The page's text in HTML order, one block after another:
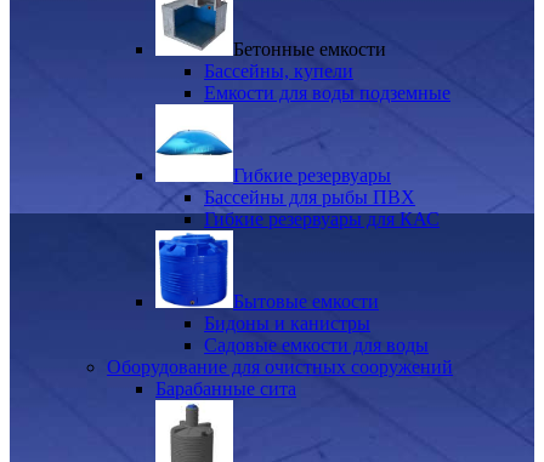
Бетонные емкости
Бассейны, купели
Емкости для воды подземные
Гибкие резервуары
Бассейны для рыбы ПВХ
Гибкие резервуары для КАС
Бытовые емкости
Бидоны и канистры
Садовые емкости для воды
Оборудование для очистных сооружений
Барабанные сита